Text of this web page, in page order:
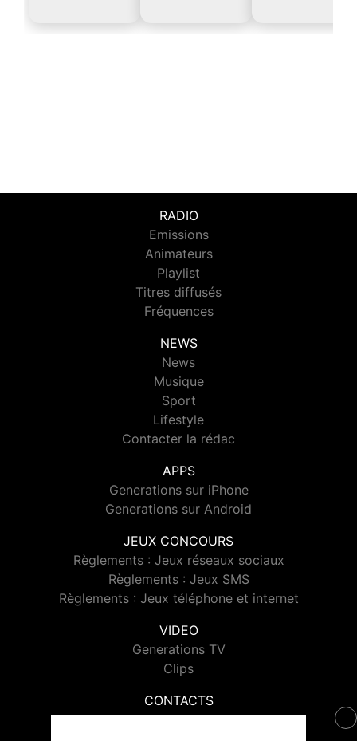
RADIO
Emissions
Animateurs
Playlist
Titres diffusés
Fréquences
NEWS
News
Musique
Sport
Lifestyle
Contacter la rédac
APPS
Generations sur iPhone
Generations sur Android
JEUX CONCOURS
Règlements : Jeux réseaux sociaux
Règlements : Jeux SMS
Règlements : Jeux téléphone et internet
VIDEO
Generations TV
Clips
CONTACTS
Contacter Generations